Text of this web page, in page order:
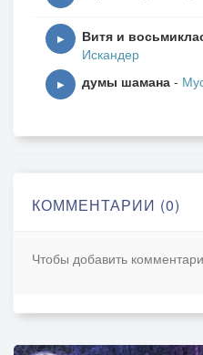
▶ Витя и
Искандер
▶ думы шамана -
КОММЕНТАРИИ (0)
Чтобы добавить